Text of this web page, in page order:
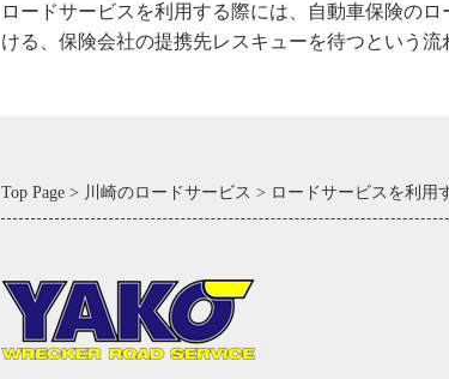
ロードサービスを利用する際には、自動車保険の
ける、保険会社の提携先レスキューを待つという流
Top Page 川崎のロードサービス ロードサービスを利用